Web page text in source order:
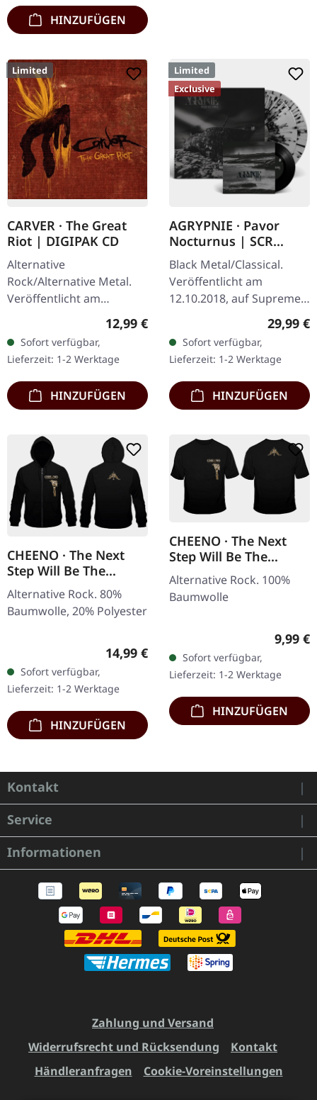
HINZUFÜGEN
Limited
CARVER · The Great
Riot | DIGIPAK CD
Alternative
Rock/Alternative Metal.
Veröffentlicht am
08.02.2013, auf Supreme
Chaos Records. Limitierte
Auflage als CD im DigiPak
mit umfangreichen…
Regulärer Preis:
12,99 €
Sofort verfügbar,
Lieferzeit: 1-2 Werktage
HINZUFÜGEN
Limited
Exclusive
AGRYPNIE · Pavor
Nocturnus | SCR
GREY/BLACK SPLATTER
2LP+7" BUNDLE
Black Metal/Classical.
Veröffentlicht am
12.10.2018, auf Supreme
Chaos Records. Schweres
180g Doppel-Vinyl im
Gatefold-Cover mit der
extra 7" Single…
29,99 €
Sofort verfügbar,
Lieferzeit: 1-2 Werktage
HINZUFÜGEN
CHEENO · The Next
Step Will Be The
Hardest | ZIPPER
Alternative Rock. 80%
Baumwolle, 20% Polyester
Regulärer Preis:
14,99 €
Sofort verfügbar,
Lieferzeit: 1-2 Werktage
HINZUFÜGEN
CHEENO · The Next
Step Will Be The
Hardest | T-SHIRT
Alternative Rock. 100%
Baumwolle
9,99 €
Sofort verfügbar,
Lieferzeit: 1-2 Werktage
HINZUFÜGEN
Kontakt
Service
Informationen
Zahlung und Versand
Widerrufsrecht und Rücksendung
Kontakt
Händleranfragen
Cookie-Voreinstellungen